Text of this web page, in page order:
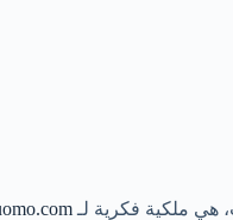
هي ملكية فكرية لـ